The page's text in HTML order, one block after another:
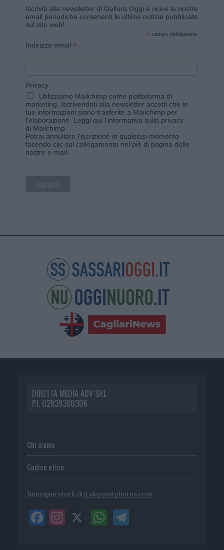
Iscriviti alla newsletter di Gallura Oggi e ricevi le nostre
email periodiche contenenti le ultime notizie pubblicate
sul sito web!
* campo obbligatorio
Indirizzo email *
Privacy
Utilizziamo Mailchimp come piattaforma di
marketing. Iscrivendoti alla newsletter accetti che le
tue informazioni siano trasferite a Mailchimp per
l'elaborazione. Leggi qui l'informativa sulla privacy
di Mailchimp
Potrai annullare l'iscrizione in qualsiasi momento
facendo clic sul collegamento nel piè di pagina delle
nostre e-mail.
DIRETTA MEDIA ADV SRL
P.I. 02839380306
Chi siamo
Codice etico
Immagini stock di it.depositphotos.com